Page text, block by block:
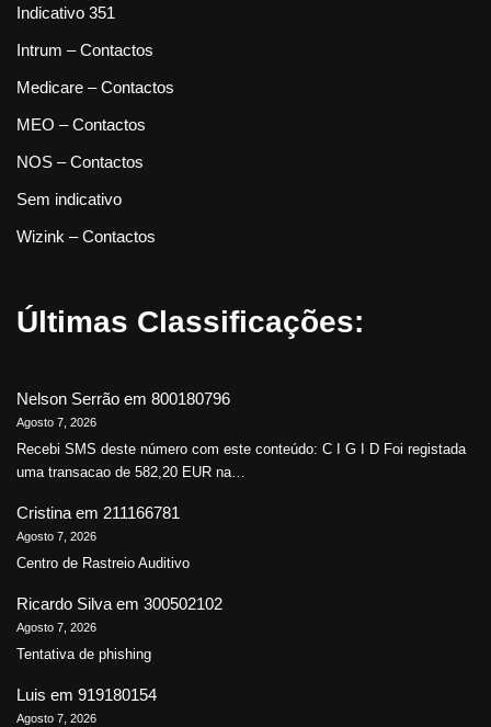
Indicativo 351
Intrum – Contactos
Medicare – Contactos
MEO – Contactos
NOS – Contactos
Sem indicativo
Wizink – Contactos
Últimas Classificações:
Nelson Serrão em 800180796
Agosto 7, 2026
Recebi SMS deste número com este conteúdo: C I G I D Foi registada
uma transacao de 582,20 EUR na…
Cristina em 211166781
Agosto 7, 2026
Centro de Rastreio Auditivo
Ricardo Silva em 300502102
Agosto 7, 2026
Tentativa de phishing
Luis em 919180154
Agosto 7, 2026